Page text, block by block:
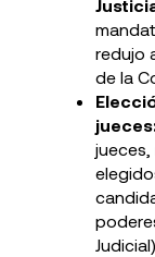
redujo
de la